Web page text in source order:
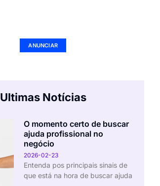
ANUNCIAR
Ultimas Notícias
O momento certo de buscar
ajuda profissional no
negócio
2026-02-23
Entenda pos principais sinais de
que está na hora de buscar ajuda